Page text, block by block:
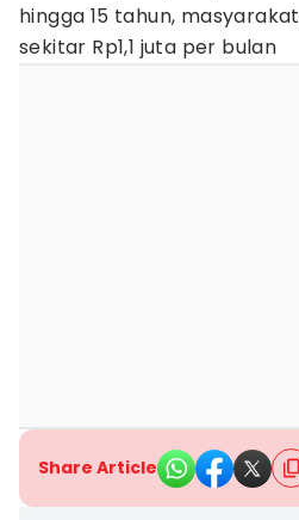
hingga 15 tahun,
sekitar Rp1,1 juta per bulan
Share Article